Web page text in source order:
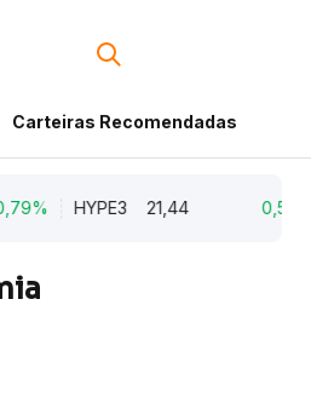
Carteiras Recomendadas
HYPE3 21,44 0,52%